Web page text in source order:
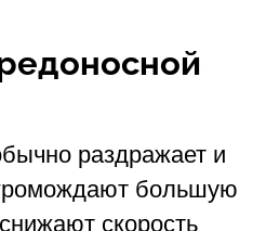
раздражает и
большую
скорость